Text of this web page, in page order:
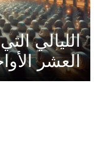
الليالي
العشر